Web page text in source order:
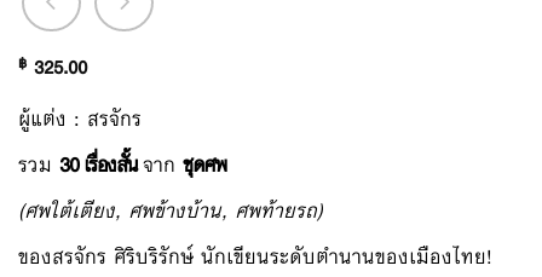
฿ 325.00
ผู้แต่ง : สรจักร
รวม 30 เรื่องสั้นจาก ชุดศพ
(ศพใต้เตียง, ศพข้างบ้าน, ศพท้ายรถ)
ของสรจักร ศิริบริรักษ์ นักเขียนระดับตำนานของเมืองไทย!